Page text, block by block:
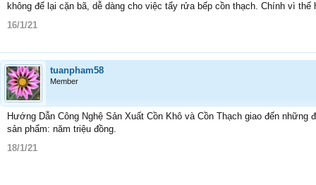
không để lại cặn bã, dễ dàng cho việc tẩy rửa bếp cồn thạch. Chính vì
16/1/21
tuanpham58
Member
Hướng Dẫn Công Nghệ Sản Xuất Cồn Khô và Cồn Thạch giao đến
sản phẩm: năm triệu đồng.
18/1/21